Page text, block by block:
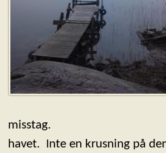
misstag.
havet. Inte en krusning på